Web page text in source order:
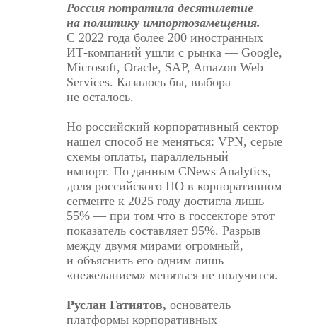
Россия потратила десятилетие
на политику импортозамещения.
С 2022 года более 200 иностранных
ИТ-компаний ушли с рынка — Google,
Microsoft, Oracle, SAP, Amazon Web
Services. Казалось бы, выбора
не осталось.
Но российский корпоративный сектор
нашел способ не меняться: VPN, серые
схемы оплаты, параллельный
импорт. По данным CNews Analytics,
доля российского ПО в корпоративном
сегменте к 2025 году достигла лишь
55% — при том что в госсекторе этот
показатель составляет 95%. Разрыв
между двумя мирами огромный,
и объяснить его одним лишь
«нежеланием» меняться не получится.
Руслан Гатиятов, основатель
платформы корпоративных